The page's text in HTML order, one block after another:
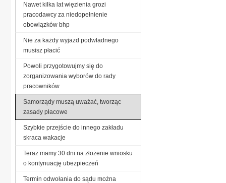
Nawet kilka lat więzienia grozi
pracodawcy za niedopełnienie
obowiązków bhp
Nie za każdy wyjazd podwładnego
musisz płacić
Powoli przygotowujmy się do
zorganizowania wyborów do rady
pracowników
Samorządy muszą uważać, tworząc
zasady płacowe
Szybkie przejście do innego zakładu
skraca wakacje
Teraz mamy 30 dni na złożenie wniosku
o kontynuację ubezpieczeń
Termin odwołania do sądu można